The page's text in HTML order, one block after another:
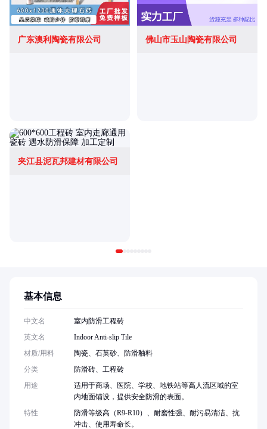
广东澳利陶瓷有限公司 佛山市玉山陶瓷有限公司
夹江县泥瓦邦建材有限公司
基本信息
中文名
室内防滑工程砖
英文名
Indoor Anti-slip Tile
材质/用料
陶瓷、石英砂、防滑釉料
分类
防滑砖、工程砖
用途
适用于商场、医院、学校、地铁站等高人流区域的室
内地面铺设，提供安全防滑的表面。
特性
防滑等级高（R9-R10）、耐磨性强、耐污易清洁、抗
冲击、使用寿命长。